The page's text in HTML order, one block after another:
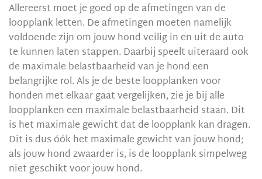
Allereerst moet je goed op de afmetingen van de
loopplank letten. De afmetingen moeten namelijk
voldoende zijn om jouw hond veilig in en uit de auto
te kunnen laten stappen. Daarbij speelt uiteraard ook
de maximale belastbaarheid van je hond een
belangrijke rol. Als je de beste loopplanken voor
honden met elkaar gaat vergelijken, zie je bij alle
loopplanken een maximale belastbaarheid staan. Dit
is het maximale gewicht dat de loopplank kan dragen.
Dit is dus óók het maximale gewicht van jouw hond;
als jouw hond zwaarder is, is de loopplank simpelweg
niet geschikt voor jouw hond.